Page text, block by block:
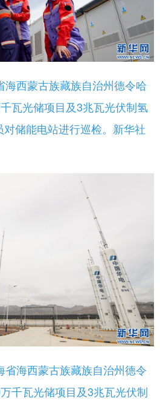
西蒙古族藏族自治州德令哈
瓦光储项目及3兆瓦光伏制氢
储能电站进行巡检。新华社
海西蒙古族藏族自治州德令
千瓦光储项目及3兆瓦光伏制